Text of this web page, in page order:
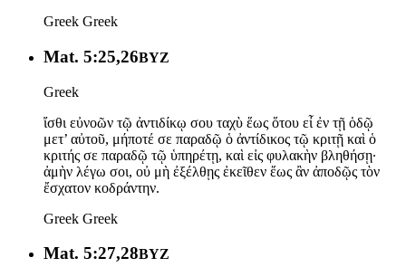
Greek Greek
Mat. 5:25,26BYZ
Greek
ἴσθι εὐνοῶν τῷ ἀντιδίκῳ σου ταχὺ ἕως ὅτου εἶ ἐν τῇ ὁδῷ
μετ’ αὐτοῦ, μήποτέ σε παραδῷ ὁ ἀντίδικος τῷ κριτῇ καὶ ὁ
κριτής σε παραδῷ τῷ ὑπηρέτῃ, καὶ εἰς φυλακὴν βληθήσῃ·
ἀμὴν λέγω σοι, οὐ μὴ ἐξέλθῃς ἐκεῖθεν ἕως ἂν ἀποδῷς τὸν
ἔσχατον κοδράντην.
Greek Greek
Mat. 5:27,28BYZ